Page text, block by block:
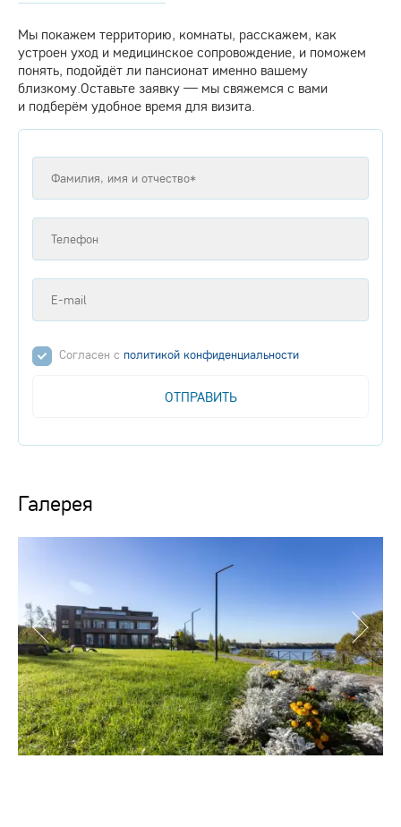
Мы покажем территорию, комнаты, расскажем, как
устроен уход и медицинское сопровождение, и поможем
понять, подойдёт ли пансионат именно вашему
близкому.Оставьте заявку — мы свяжемся с вами
и подберём удобное время для визита.
Согласен с политикой конфиденциальности
ОТПРАВИТЬ
Галерея